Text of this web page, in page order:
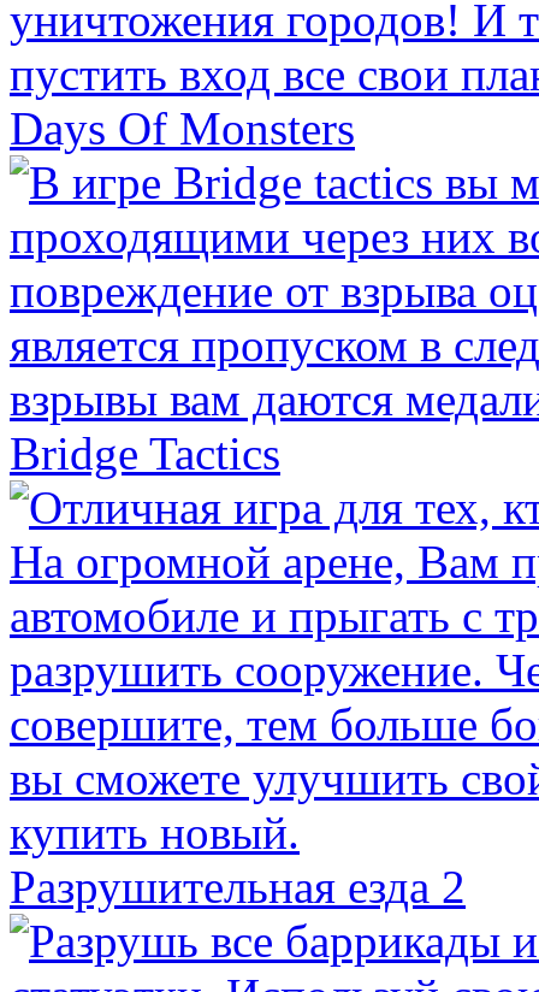
Days Of Monsters
Bridge Tactics
Разрушительная езда 2